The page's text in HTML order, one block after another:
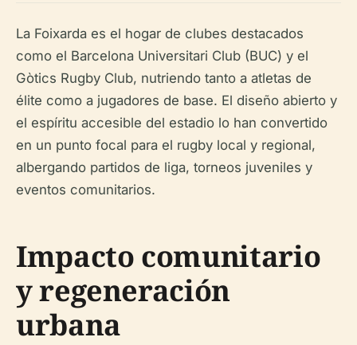
La Foixarda es el hogar de clubes destacados
como el Barcelona Universitari Club (BUC) y el
Gòtics Rugby Club, nutriendo tanto a atletas de
élite como a jugadores de base. El diseño abierto y
el espíritu accesible del estadio lo han convertido
en un punto focal para el rugby local y regional,
albergando partidos de liga, torneos juveniles y
eventos comunitarios.
Impacto comunitario
y regeneración
urbana